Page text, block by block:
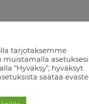
tarjotaksemme
"Hyväksy", hyväksyt
säätää